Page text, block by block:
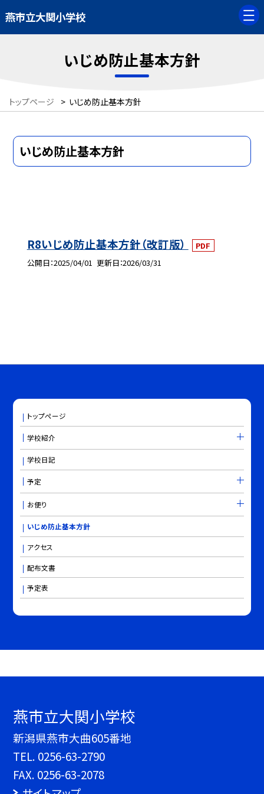
燕市立大関小学校
いじめ防止基本方針
トップページ > いじめ防止基本方針
いじめ防止基本方針
R8いじめ防止基本方針（改訂版）
PDF
公開日 2025/04/01 更新日 2026/03/31
トップページ
学校紹介
学校日記
予定
お便り
いじめ防止基本方針
アクセス
配布文書
予定表
燕市立大関小学校
新潟県燕市大曲605番地
TEL. 0256-63-2790
FAX. 0256-63-2078